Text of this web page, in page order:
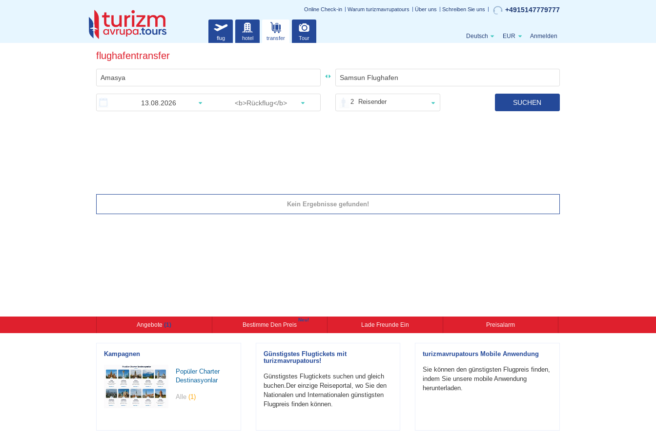
Online Check-in Warum turizmavrupatours Über uns Schreiben Sie uns +4915147779777
flug hotel transfer Tour Deutsch EUR Anmelden
flughafentransfer
2 Reisender SUCHEN
Kein Ergebnisse gefunden!
Angebote(1) Bestimme Den Preis
Neu!
Lade Freunde Ein Preisalarm
Kampagnen
Popüler Charter
Destinasyonlar
Alle(1)
Günstigstes Flugtickets mit
turizmavrupatours!
Günstigstes Flugtickets suchen und gleich
buchen.Der einzige Reiseportal, wo Sie den
Nationalen und Internationalen günstigsten
Flugpreis finden können.
turizmavrupatours Mobile Anwendung
Sie können den günstigsten Flugpreis finden,
indem Sie unsere mobile Anwendung
herunterladen.